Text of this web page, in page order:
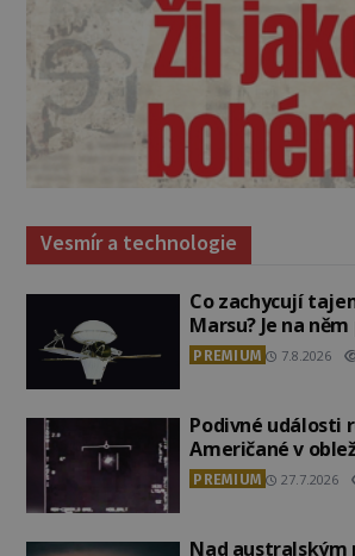
Vesmír a technologie
Co zachycují
Marsu? Je na
PREMIUM 7.8.2026
Podivné události
Američané v
PREMIUM 27.7.2026
Nad australským